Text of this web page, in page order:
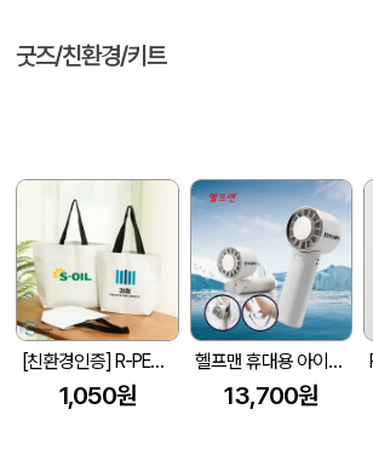
굿즈/친환경/키트
[친환경인증] R-PET 고밀도 리유저블백 (검정내피/170g)(S~XL)
1,050원
헬프맨 휴대용 아이스쿨링 선풍기
13,700원